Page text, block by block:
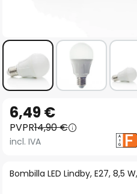
comienzo
de
galería
Bombilla LED Lindby, E27, 8,5
6,49 €
PVPR14,90 €
incl. IVA